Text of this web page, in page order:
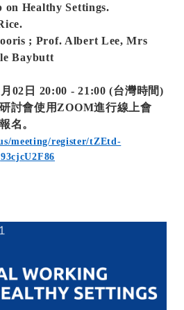
Healthy Settings.
; Prof. Albert Lee, Mrs
Baybutt
02日 20:00 - 21:00 (台灣時間)
討會使用ZOOM進行線上會
名。
meeting/register/tZEtd-